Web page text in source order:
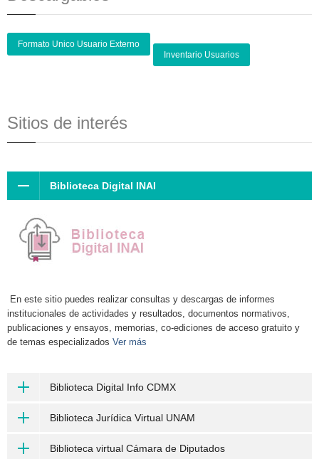
Formato Unico Usuario Externo
Inventario Usuarios
Sitios de interés
Biblioteca Digital INAI
En este sitio puedes realizar consultas y descargas de informes
institucionales de actividades y resultados, documentos normativos,
publicaciones y ensayos, memorias, co-ediciones de acceso gratuito y
de temas especializados Ver más
Biblioteca Digital Info CDMX
Biblioteca Jurídica Virtual UNAM
Biblioteca virtual Cámara de Diputados